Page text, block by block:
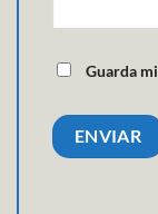
Guarda